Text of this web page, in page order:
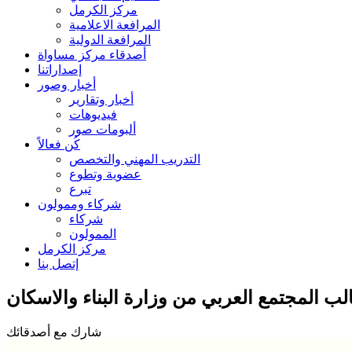
مركز الكرمل
المرافعة الاعلامية
المرافعة الدولية
أصدقاء مركز مساواة
إصداراتنا
أخبار وصور
أخبار وتقارير
فيديوهات
ألبومات صور
كُن فعالاً
التدريب المهني والتخصص
عضوية وتطوع
تبرع
شركاء وممولون
شركاء
الممولون
مركز الكرمل
إتصل بنا
المجتمع العربي من وزارة البناء والاسكان
شارك مع أصدقائك